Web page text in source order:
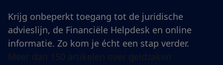
Krijg onbeperkt toegang tot de juridische
advieslijn, de Financiële Helpdesk en online
informatie. Zo kom je écht een stap verder.